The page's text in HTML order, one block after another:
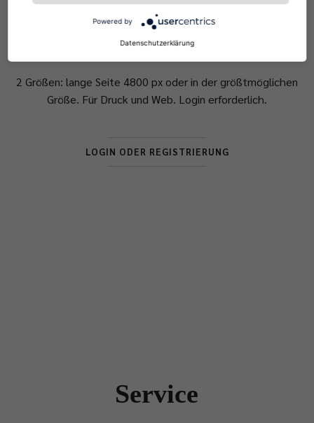
2 Größen: lange Seite 4800 px oder in der größtmöglichen
Größe. Für Druck und Web. Login erforderlich.
LOGIN ODER REGISTRIERUNG
Service
Powered by
Datenschutzerklärung